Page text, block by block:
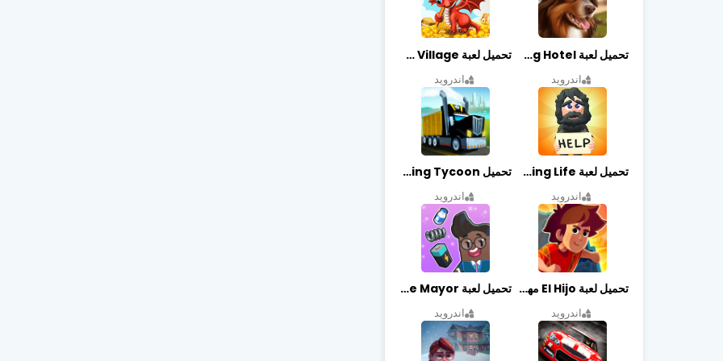
تحميل لعبة Dog Hotel مهكرة أخر إصدار
اندرويد
تحميل لعبة Dragon Village مهكرة أخر إصدار
اندرويد
تحميل لعبة Begging Life مهكرة أخر إصدار
اندرويد
تحميل Transit King Tycoon مهكرة أخر إصدار
اندرويد
تحميل لعبة El Hijo مهكرة أخر إصدار
اندرويد
تحميل لعبة Merge Mayor مهكرة أخر إصدار
اندرويد